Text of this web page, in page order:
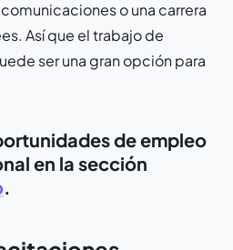
o una carrera
Así que el trabajo de
ser una gran opción para
de empleo
en la sección
.